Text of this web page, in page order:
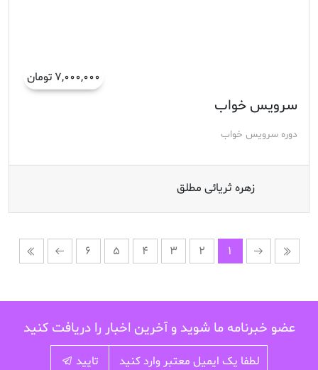
۷,۰۰۰,۰۰۰ تومان
سرویس خواب
دوره سرویس خواب
زهره ثریائی مطلق
1
2
3
4
5
6
عضو خبرنامه ما شوید و آخرین اخبار را دریافت کنید
تایید